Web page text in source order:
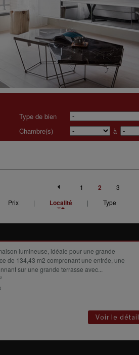
Type de bien
Chambre(s) à
1 2
3
Prix | Localité | Type
lumineuse, idéale pour une grande
de 134,43 m2 comprenant une entrée, une
sur une grande terrasse avec...
Voir le détail